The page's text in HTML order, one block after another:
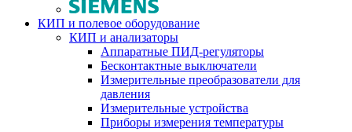
КИП и полевое оборудование
КИП и анализаторы
Аппаратные ПИД-регуляторы
Бесконтактные выключатели
Измерительные преобразователи для
давления
Измерительные устройства
Приборы измерения температуры